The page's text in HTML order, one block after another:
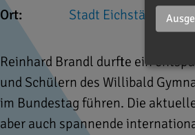
Ort:
Stadt Eichstätt
Reinhard Brandl durfte ein
und Schülern des Willibald
im Bundestag führen. Die
aber auch spannende